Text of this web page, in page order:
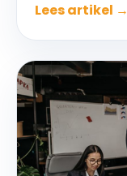
Lees artikel →